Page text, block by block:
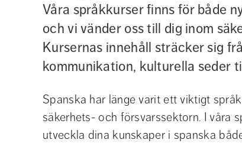
Våra språkkurser finns för både
och vi vänder oss till dig inom
Kursernas innehåll sträcker sig
kommunikation, kulturella seder
Spanska har länge varit ett viktigt
säkerhets- och försvarssektorn. I våra
utveckla dina kunskaper i spanska